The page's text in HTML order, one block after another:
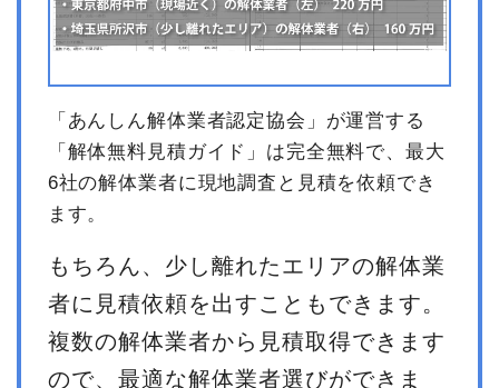
「あんしん解体業者認定協会」が運営する
「解体無料見積ガイド」は完全無料で、最大
6社の解体業者に現地調査と見積を依頼でき
ます。
もちろん、少し離れたエリアの解体業
者に見積依頼を出すこともできます。
複数の解体業者から見積取得できます
ので、最適な解体業者選びができま